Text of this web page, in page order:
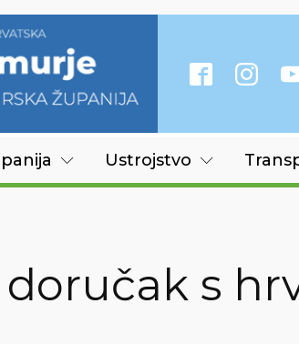
Ustrojstvo
doručak s